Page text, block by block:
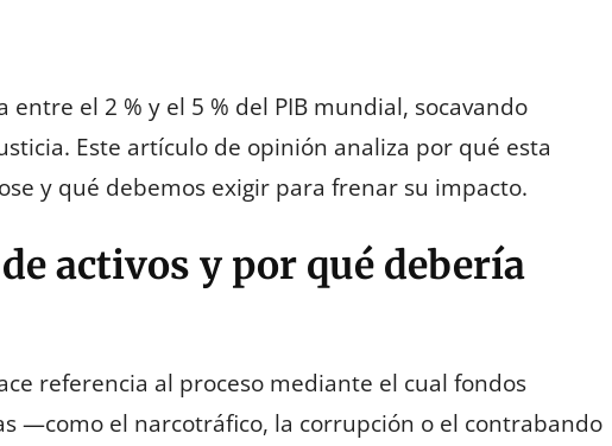
entre el 2 % y el 5 % del PIB mundial, socavando
Este artículo de opinión analiza por qué esta
y qué debemos exigir para frenar su impacto.
activos y por qué debería
referencia al proceso mediante el cual fondos
—como el narcotráfico, la corrupción o el contrabando